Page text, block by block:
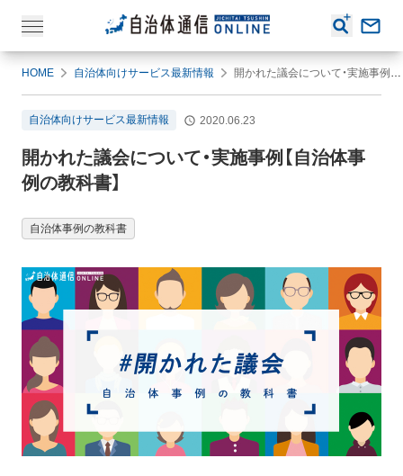
HOME 自治体向けサービス最新情報 開かれた議会について・実施事例【自治体事例の教科書】
自治体向けサービス最新情報 2020.06.23
開かれた議会について・実施事例【自治体事
例の教科書】
自治体事例の教科書